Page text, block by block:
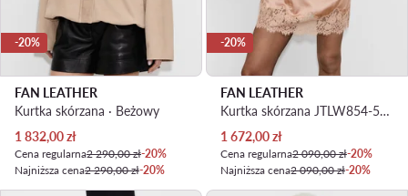
-20%
FAN LEATHER
Kurtka skórzana · Beżowy
Aktualna cena
1 832,00zł
Cena regularna2 290,00 zł-20%
Najniższa cena2 290,00 zł-20%
-20%
FAN LEATHER
Kurtka skórzana JTLW854-50 Standard Fit
Aktualna cena
1 672,00zł
Cena regularna2 090,00 zł-20%
Najniższa cena2 090,00 zł-20%